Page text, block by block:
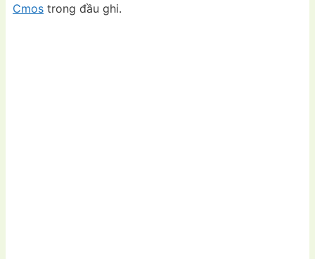
Cmos trong đầu ghi.